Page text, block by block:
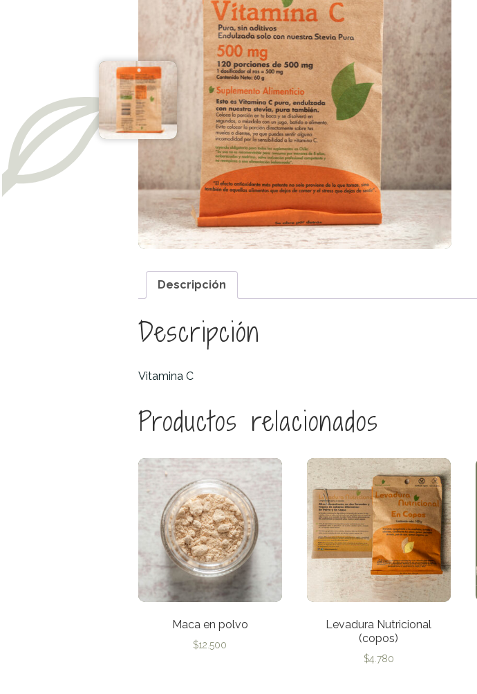
Descripción
Descripción
Vitamina C
Productos relacionados
Maca en polvo
$12.500
Levadura Nutricional
(copos)
$4.780